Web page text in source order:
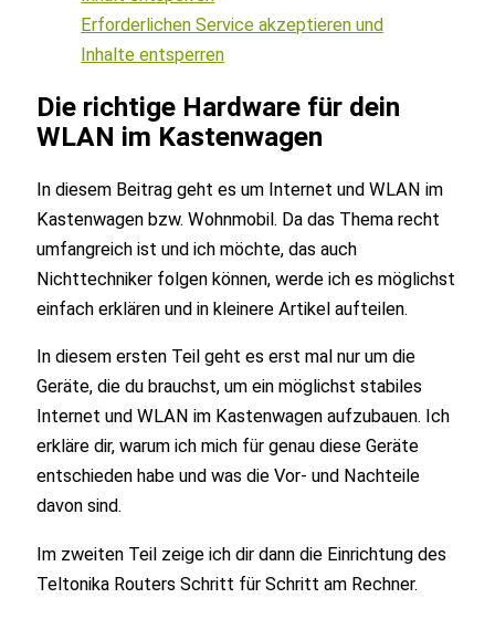
Erforderlichen Service akzeptieren und
Inhalte entsperren
Die richtige Hardware für dein
WLAN im Kastenwagen
In diesem Beitrag geht es um Internet und WLAN im
Kastenwagen bzw. Wohnmobil. Da das Thema recht
umfangreich ist und ich möchte, das auch
Nichttechniker folgen können, werde ich es möglichst
einfach erklären und in kleinere Artikel aufteilen.
In diesem ersten Teil geht es erst mal nur um die
Geräte, die du brauchst, um ein möglichst stabiles
Internet und WLAN im Kastenwagen aufzubauen. Ich
erkläre dir, warum ich mich für genau diese Geräte
entschieden habe und was die Vor- und Nachteile
davon sind.
Im zweiten Teil zeige ich dir dann die Einrichtung des
Teltonika Routers Schritt für Schritt am Rechner.